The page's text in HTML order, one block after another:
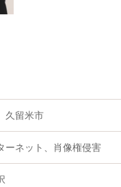
いいたします。
久留米市
ーネット、肖像権侵害